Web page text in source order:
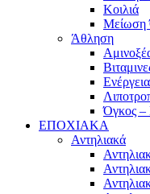
Κοιλιά
Μείωση
Άθληση
Όγκος –
ΕΠΟΧΙΑΚΑ
Αντηλιακά